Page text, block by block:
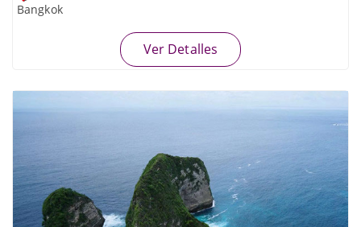
Bangkok
Ver Detalles